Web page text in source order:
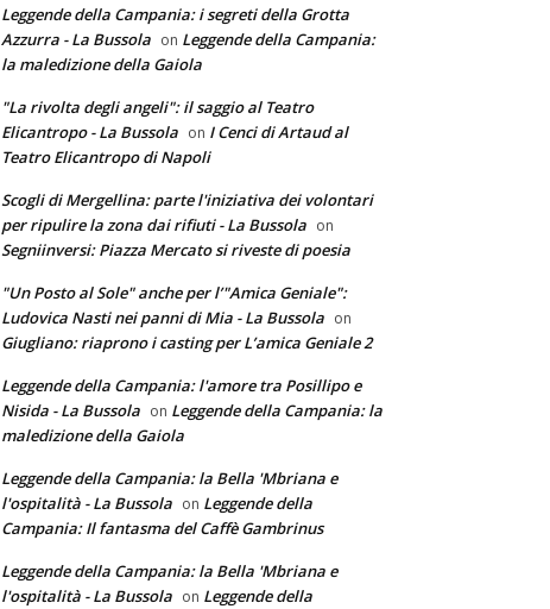
Leggende della Campania: i segreti della Grotta
Azzurra - La Bussola on Leggende della Campania:
la maledizione della Gaiola
"La rivolta degli angeli": il saggio al Teatro
Elicantropo - La Bussola on I Cenci di Artaud al
Teatro Elicantropo di Napoli
Scogli di Mergellina: parte l'iniziativa dei volontari
per ripulire la zona dai rifiuti - La Bussola on
Segniinversi: Piazza Mercato si riveste di poesia
"Un Posto al Sole" anche per l’"Amica Geniale":
Ludovica Nasti nei panni di Mia - La Bussola on
Giugliano: riaprono i casting per L’amica Geniale 2
Leggende della Campania: l'amore tra Posillipo e
Nisida - La Bussola on Leggende della Campania: la
maledizione della Gaiola
Leggende della Campania: la Bella 'Mbriana e
l'ospitalità - La Bussola on Leggende della
Campania: Il fantasma del Caffè Gambrinus
Leggende della Campania: la Bella 'Mbriana e
l'ospitalità - La Bussola on Leggende della